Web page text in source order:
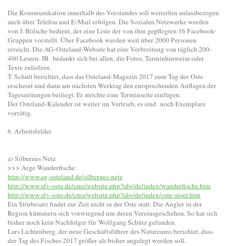
Die Kommunikation innerhalb des Vorstandes soll weiterhin anlassbezogen
auch über Telefon und E-Mail erfolgen. Die Sozialen Netzwerke werden
von J. Bölsche bedient, der eine Liste der von ihm gepflegten 16 Facebook-
Gruppen vorstellt. Über Facebook werden weit über 2000 Personen
erreicht. Die AG-Osteland-Website hat eine Verbreitung von täglich 200-
400 Lesern. JB bedankt sich bei allen, die Fotos, Terminhinweise oder
Texte zuliefern.
T. Schult berichtet, dass das Osteland-Magazin 2017 zum Tag der Oste
erscheint und dann am nächsten Werktag den entsprechenden Auflagen der
Tageszeitungen beiliegt. Er möchte eine Terminseite einfügen.
Der Osteland-Kalender ist weiter im Vertrieb, es sind noch Exemplare
vorrätig.
6. Arbeitsfelder
a) Silbernes Netz
>>> Arge Wanderfische
http://www.ag-osteland.de/silbernes-netz
http://www.sfv-oste.de/cms/website.php?id=/de/index/wanderfische.htm
http://www.sfv-oste.de/cms/website.php?id=/de/index/oste-stoer.htm
Ein Störbesatz findet zur Zeit nicht in der Oste statt. Die Angler in der
Region kümmern sich vorwiegend um deren Vereinsgeschehen. So hat sich
bisher noch kein Nachfolger für Wolfgang Schütz gefunden.
Lars Lichtenberg, der neue Geschäftsführer des Natureums berichtet, dass
der Tag des Fisches 2017 größer als bisher angelegt werden soll.